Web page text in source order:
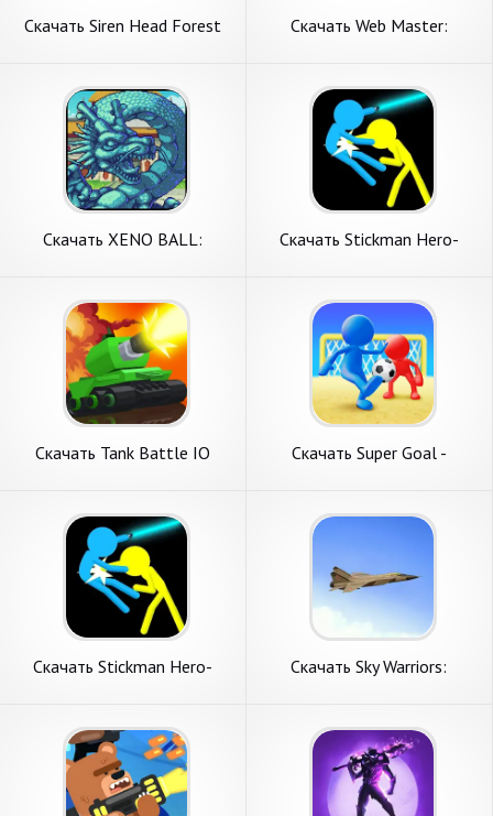
Скачать Siren Head Forest
Скачать Web Master:
Андроид
Скачать XENO BALL:
Андроид
Скачать Stickman Hero-
Андроид
Скачать Tank Battle IO
Скачать Super Goal -
Андроид
Скачать Stickman Hero-
на Андроид
Скачать Sky Warriors:
на Андроид